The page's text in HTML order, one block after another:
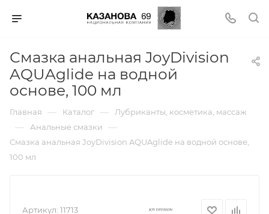
Смазка анальная JoyDivision
AQUAglide на водной
основе, 100 мл
Главная — Каталог — Лубриканты, косметика, массаж
— Анальные смазки —
Смазка анальная JoyDivision AQUAglide на водной основе,
100 мл
Артикул: 11713